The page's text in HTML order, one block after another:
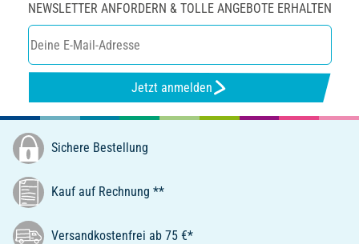
NEWSLETTER ANFORDERN & TOLLE ANGEBOTE ERHALTEN
Jetzt anmelden
Sichere Bestellung
Kauf auf Rechnung **
Versandkostenfrei ab 75 €*